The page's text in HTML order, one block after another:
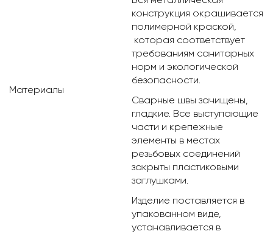
Материалы
конструкция окрашивается
полимерной краской,
которая соответствует
требованиям санитарных
норм и экологической
безопасности.
Сварные швы зачищены,
гладкие. Все выступающие
части и крепежные
элементы в местах
резьбовых соединений
закрыты пластиковыми
заглушками.
Изделие поставляется в
упакованном виде,
устанавливается в